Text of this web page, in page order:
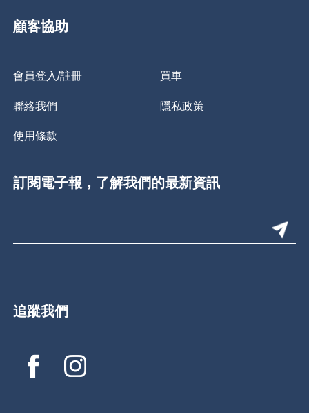
顧客協助
會員登入/註冊 買車
聯絡我們 隱私政策
使用條款
訂閱電子報，了解我們的最新資訊
追蹤我們